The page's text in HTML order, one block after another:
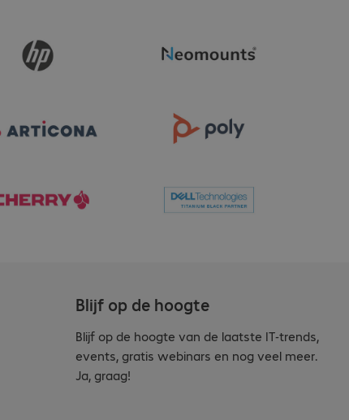
Blijf op de hoogte
Blijf op de hoogte van de laatste IT-trends,
events, gratis webinars en nog veel meer.
Ja, graag!